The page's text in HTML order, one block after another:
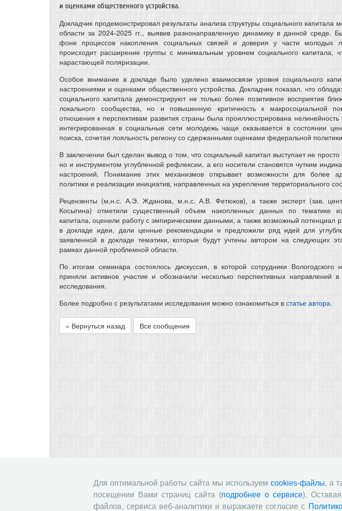
и оценками общественного устройства.
Докладчик продемонстрировал результаты анализа структуры социального капитала
области за 2024-2025 гг., выявив разнонаправленную динамику в данной среде.
фоне процессов накопления социальных связей и доверия у части молодых
происходит расширение группы с минимальным уровнем социального капитала,
нарастающей поляризации.
Особое внимание в докладе было уделено взаимосвязи уровня социального
настроениями и оценками общественного устройства. Докладчик показал, что
социального капитала демонстрируют не только более позитивное восприятие
локального сообщества, но и повышенную критичность к макросоциальной
отношения к перспективам развития страны была проиллюстрирована нелинейность
интегрированная в социальные сети молодежь чаще оказывается в состоянии
поиска, сочетая лояльность региону со сдержанными оценками федеральной
В заключении был сделан вывод о том, что социальный капитал выступает не
но и инструментом углубленной рефлексии, а его носители становятся чутким
настроений. Понимание этих механизмов открывает возможности для более
политики и реализации инициатив, направленных на укрепление территориального
Рецензенты (м.н.с. А.Э. Жданова, м.н.с. А.В. Фетюков), а также эксперт (зав.
Косыгина) отметили существенный объем накопленных данных по тематике
капитала, оценили работу с эмпирическими данными, а также возможный потенциал
в докладе идеи, дали ценные рекомендации и предложили ряд идей для
заявленной в докладе тематики, которые будут учтены автором на следующих
рамках данной проблемной области.
По итогам семинара состоялось дискуссия, в которой сотрудники Вологодского
приняли активное участие и обозначили несколько перспективных направлений
исследования.
Более подробно с результатами исследования можно ознакомиться в статье автора.
« Вернуться назад Все сообщения
Для оптимальной работы сайта мы используем cookies-файлы, а
посещении Вами страниц сайта (подробнее о сервисе).
файлов, сервиса веб-аналитики и выражаете согласие с